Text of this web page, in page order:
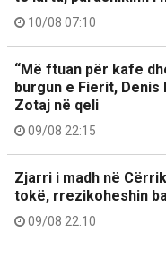
10/08 07:10
“Më ftuan për kafe
burgun e Fierit,
Zotaj në qeli
09/08 22:15
Zjarri i madh në
tokë, rrezikoheshin
09/08 22:10